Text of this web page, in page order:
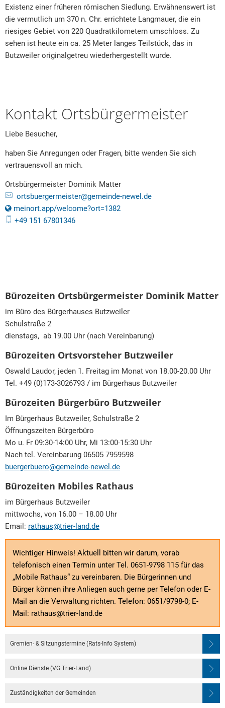
Existenz einer früheren römischen Siedlung. Erwähnenswert ist
die vermutlich um 370 n. Chr. errichtete Langmauer, die ein
riesiges Gebiet von 220 Quadratkilometern umschloss. Zu
sehen ist heute ein ca. 25 Meter langes Teilstück, das in
Butzweiler originalgetreu wiederhergestellt wurde.
Kontakt Ortsbürgermeister
Liebe Besucher,
haben Sie Anregungen oder Fragen, bitte wenden Sie sich
vertrauensvoll an mich.
Ortsbürgermeister Dominik Matter
ortsbuergermeister@gemeinde-newel.de
meinort.app/welcome?ort=1382
+49 151 67801346
Bürozeiten Ortsbürgermeister Dominik Matter
im Büro des Bürgerhauses Butzweiler
Schulstraße 2
dienstags, ab 19.00 Uhr (nach Vereinbarung)
Bürozeiten Ortsvorsteher Butzweiler
Oswald Laudor, jeden 1. Freitag im Monat von 18.00-20.00 Uhr
Tel. +49 (0)173-3026793 / im Bürgerhaus Butzweiler
Bürozeiten Bürgerbüro Butzweiler
Im Bürgerhaus Butzweiler, Schulstraße 2
Öffnungszeiten Bürgerbüro
Mo u. Fr 09:30-14:00 Uhr, Mi 13:00-15:30 Uhr
Nach tel. Vereinbarung 06505 7959598
buergerbuero@gemeinde-newel.de
Bürozeiten Mobiles Rathaus
im Bürgerhaus Butzweiler
mittwochs, von 16.00 – 18.00 Uhr
Email: rathaus@trier-land.de
Wichtiger Hinweis! Aktuell bitten wir darum, vorab
telefonisch einen Termin unter Tel. 0651-9798 115 für das
„Mobile Rathaus“ zu vereinbaren. Die Bürgerinnen und
Bürger können ihre Anliegen auch gerne per Telefon oder E-
Mail an die Verwaltung richten. Telefon: 0651/9798-0; E-
Mail: rathaus@trier-land.de
Gremien- & Sitzungstermine (Rats-Info System)
Online Dienste (VG Trier-Land)
Zuständigkeiten der Gemeinden